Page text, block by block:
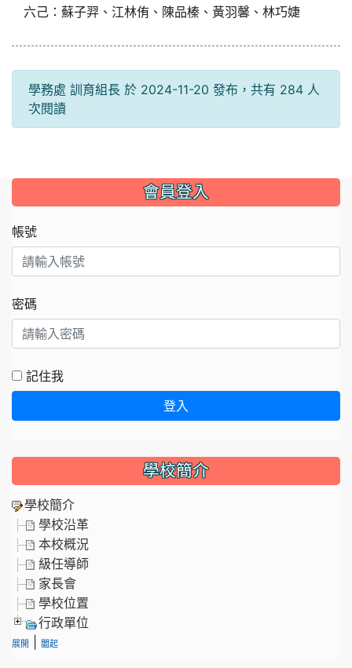
六己：蘇子羿、江林侑、陳品榛、黃羽馨、林巧婕
學務處 訓育組長 於 2024-11-20 發布，共有 284 人
次閱讀
::: 會員登入
帳號
密碼
記住我
登入
學校簡介
學校簡介
學校沿革
本校概況
級任導師
家長會
學校位置
行政單位
展開 闔起